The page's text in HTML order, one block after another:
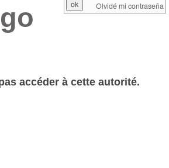
accéder à cette autorité.
Olvidé mi contraseña